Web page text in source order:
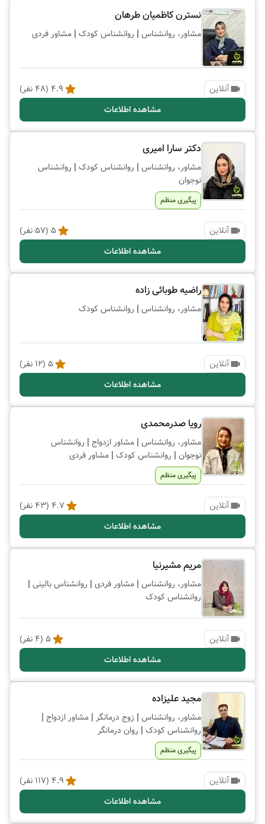
نسترن کاظمیان طرهان
مشاور، روانشناس | روانشناس کودک | مشاور فردی
آنلاین 4.9
(
48 نفر)
مشاهده اطلاعات
دکتر سارا امیری
مشاور، روانشناس | روانشناس کودک | روانشناس
نوجوان
پیگیری منظم
آنلاین 5
(
57نفر)
مشاهده اطلاعات
راضیه طوبائی زاده
مشاور، روانشناس | روانشناس کودک
آنلاین 5
(
12 نفر)
مشاهده اطلاعات
رویا صدرمحمدی
مشاور، روانشناس | مشاور ازدواج | روانشناس
نوجوان | روانشناس کودک | مشاور فردی
پیگیری منظم
آنلاین 4.7
(
43 نفر)
مشاهده اطلاعات
مریم مشیرنیا
مشاور، روانشناس | مشاور فردی | روانشناس بالینی |
روانشناس کودک
آنلاین 5
(
4 نفر)
مشاهده اطلاعات
مجید علیزاده
مشاور، روانشناس | زوج درمانگر | مشاور ازدواج |
روانشناس کودک | روان درمانگر
پیگیری منظم
آنلاین 4.9
(
117 نفر)
مشاهده اطلاعات